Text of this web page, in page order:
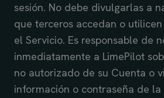
sesión. No debe divulgarlas a
que terceros accedan o
el Servicio. Es responsable de
inmediatamente a LimePilot
no autorizado de su Cuenta o
información o contraseña de la